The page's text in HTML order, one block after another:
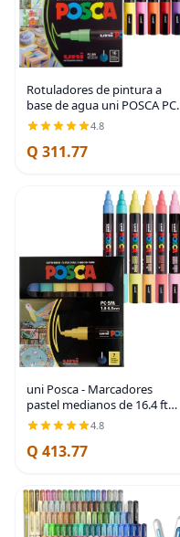
Rotuladores de pintura a
base de agua uni POSCA PC-
3M, punta fina reversible (0.9-
1.3mm), colores surtidos,
paquete de 16
4.8
Q 311.77
uni Posca - Marcadores
pastel medianos de 16.4 ft
con puntas reversibles, juego
niños, para regalos,
4.8
Q 413.77